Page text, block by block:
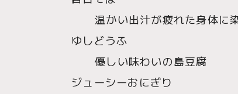
温かい出汁が疲れた身体に
ゆしどうふ
優しい味わいの島豆腐
ジューシーおにぎり